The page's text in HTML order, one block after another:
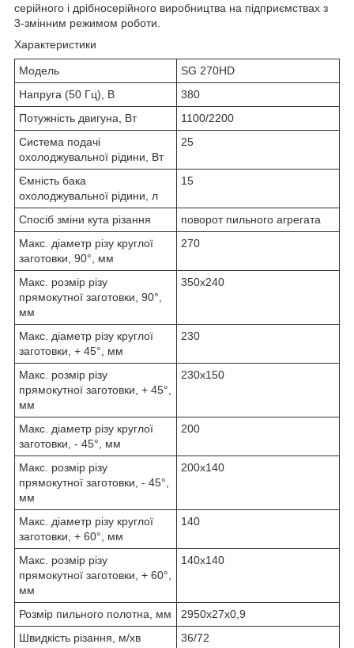
серійного і дрібносерійного виробництва на підприємствах з
3-змінним режимом роботи.
Характеристики
Модель
SG 270HD
Напруга (50 Гц), В
380
Потужність двигуна, Вт
1100/2200
Система подачі
охолоджувальної рідини, Вт
25
Ємність бака
охолоджувальної рідини, л
15
Спосіб зміни кута різання
поворот пильного агрегата
Макс. діаметр різу круглої
заготовки, 90°, мм
270
Макс. розмір різу
прямокутної заготовки, 90°,
мм
350х240
Макс. діаметр різу круглої
заготовки, + 45°, мм
230
Макс. розмір різу
прямокутної заготовки, + 45°,
мм
230х150
Макс. діаметр різу круглої
заготовки, - 45°, мм
200
Макс. розмір різу
прямокутної заготовки, - 45°,
мм
200х140
Макс. діаметр різу круглої
заготовки, + 60°, мм
140
Макс. розмір різу
прямокутної заготовки, + 60°,
мм
140х140
Розмір пильного полотна, мм
2950x27x0,9
Швидкість різання, м/хв
36/72